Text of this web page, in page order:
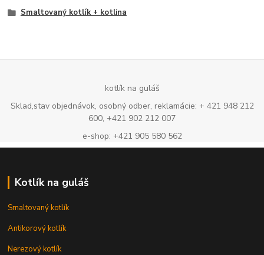
Smaltovaný kotlík + kotlina
kotlík na guláš
Sklad,stav objednávok, osobný odber, reklamácie: + 421 948 212
600, +421 902 212 007
e-shop: +421 905 580 562
Kotlík na guláš
Smaltovaný kotlík
Antikorový kotlík
Nerezový kotlík